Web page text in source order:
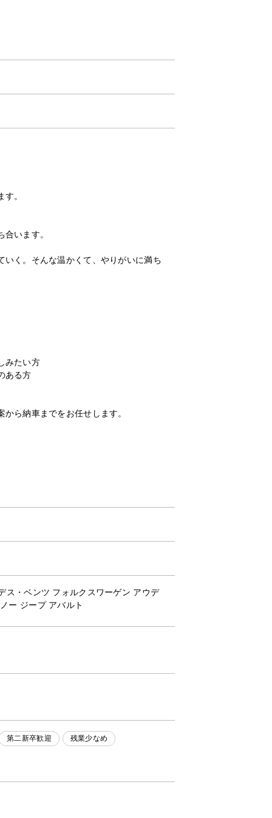
。
います。
く。そんな温かくて、やりがいに満ち
みたい方
ある方
ら納車までをお任せします。
ス・ベンツ フォルクスワーゲン アウデ
ー ジープ アバルト
第二新卒歓迎 残業少なめ